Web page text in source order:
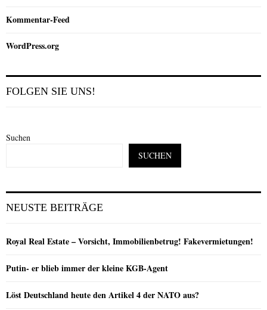
Kommentar-Feed
WordPress.org
FOLGEN SIE UNS!
Suchen
SUCHEN
NEUSTE BEITRÄGE
Royal Real Estate – Vorsicht, Immobilienbetrug! Fakevermietungen!
Putin- er blieb immer der kleine KGB-Agent
Löst Deutschland heute den Artikel 4 der NATO aus?